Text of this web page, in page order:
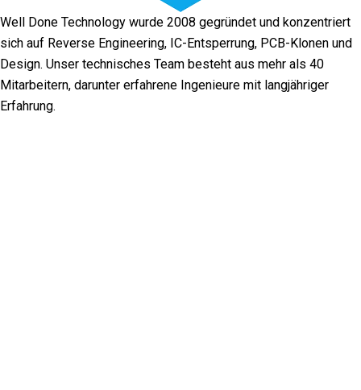
Well Done Technology wurde 2008 gegründet und konzentriert
sich auf Reverse Engineering, IC-Entsperrung, PCB-Klonen und
Design. Unser technisches Team besteht aus mehr als 40
Mitarbeitern, darunter erfahrene Ingenieure mit langjähriger
Erfahrung.